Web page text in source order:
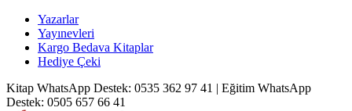
Yazarlar
Yayınevleri
Kargo Bedava Kitaplar
Hediye Çeki
Kitap WhatsApp Destek: 0535 362 97 41 | Eğitim WhatsApp
Destek: 0505 657 66 41